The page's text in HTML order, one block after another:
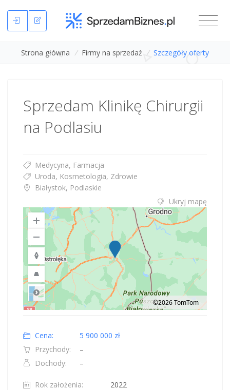
Strona główna / Firmy na sprzedaż / Szczegóły oferty
Sprzedam Klinikę Chirurgii
na Podlasiu
Medycyna, Farmacja
Uroda, Kosmetologia, Zdrowie
Białystok, Podlaskie
Ukryj mapę
Road
©2026 TomTom
Cena:
5 900 000 zł
Przychody:
–
Dochody:
–
Rok założenia:
2022